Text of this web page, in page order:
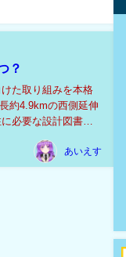
？
た取り組みを本格
約4.9kmの西側延伸
必要な設計図書を
あいえす